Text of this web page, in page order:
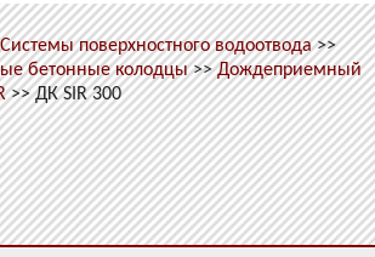
Системы поверхностного водоотвода>>
бетонные колодцы>>Дождеприемный
>>ДК SIR 300